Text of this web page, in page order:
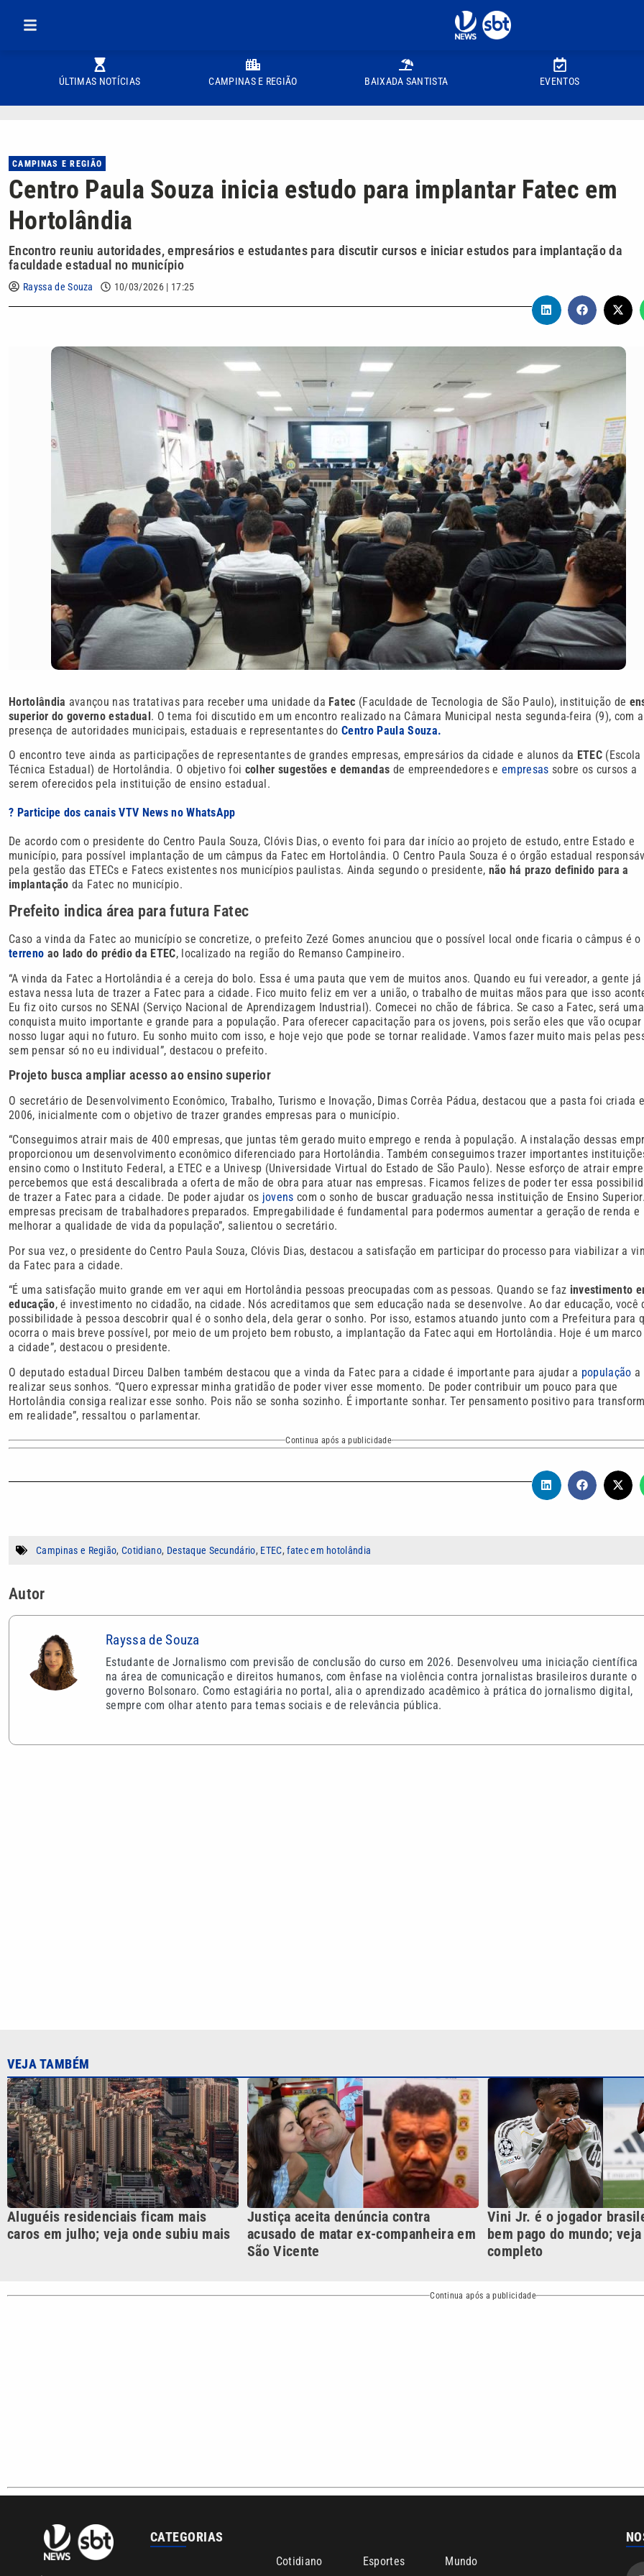
ÚLTIMAS NOTÍCIAS CAMPINAS E REGIÃO BAIXADA SANTISTA EVENTOS
CAMPINAS E REGIÃO
Centro Paula Souza inicia estudo para implantar Fatec em
Hortolândia
Encontro reuniu autoridades, empresários e estudantes para discutir cursos e iniciar estudos para implantação da
faculdade estadual no município
Rayssa de Souza 10/03/2026 | 17:25
Hortolândia avançou nas tratativas para receber uma unidade da Fatec (Faculdade de Tecnologia de São Paulo), instituição de
superior do governo estadual. O tema foi discutido em um encontro realizado na Câmara Municipal nesta segunda-feira (9), com a
presença de autoridades municipais, estaduais e representantes doCentro Paula Souza.
O encontro teve ainda as participações de representantes de grandes empresas, empresários da cidade e alunos da ETEC (Escola
Técnica Estadual) de Hortolândia. O objetivo foi colher sugestões e demandas de empreendedores eempresas sobre os cursos a
serem oferecidos pela instituição de ensino estadual.
? Participe dos canais VTV News no WhatsApp
De acordo com o presidente do Centro Paula Souza, Clóvis Dias, o evento foi para dar início ao projeto de estudo, entre Estado e
município, para possível implantação de um câmpus da Fatec em Hortolândia. O Centro Paula Souza é o órgão estadual
pela gestão das ETECs e Fatecs existentes nos municípios paulistas. Ainda segundo o presidente, não há prazo definido para a
implantação da Fatec no município.
Prefeito indica área para futura Fatec
Caso a vinda da Fatec ao município se concretize, o prefeito Zezé Gomes anunciou que o possível local onde ficaria o câmpus é o
terreno ao lado do prédio da ETEC, localizado na região do Remanso Campineiro.
“A vinda da Fatec a Hortolândia é a cereja do bolo. Essa é uma pauta que vem de muitos anos. Quando eu fui vereador, a gente já
estava nessa luta de trazer a Fatec para a cidade. Fico muito feliz em ver a união, o trabalho de muitas mãos para que isso
Eu fiz oito cursos no SENAI (Serviço Nacional de Aprendizagem Industrial). Comecei no chão de fábrica. Se caso a Fatec, será uma
conquista muito importante e grande para a população. Para oferecer capacitação para os jovens, pois serão eles que vão ocupar
nosso lugar aqui no futuro. Eu sonho muito com isso, e hoje vejo que pode se tornar realidade. Vamos fazer muito mais pelas
sem pensar só no eu individual”, destacou o prefeito.
Projeto busca ampliar acesso ao ensino superior
O secretário de Desenvolvimento Econômico, Trabalho, Turismo e Inovação, Dimas Corrêa Pádua, destacou que a pasta foi criada
2006, inicialmente com o objetivo de trazer grandes empresas para o município.
“Conseguimos atrair mais de 400 empresas, que juntas têm gerado muito emprego e renda à população. A instalação dessas
proporcionou um desenvolvimento econômico diferenciado para Hortolândia. Também conseguimos trazer importantes
ensino como o Instituto Federal, a ETEC e a Univesp (Universidade Virtual do Estado de São Paulo). Nesse esforço de atrair
percebemos que está descalibrada a oferta de mão de obra para atuar nas empresas. Ficamos felizes de poder ter essa
de trazer a Fatec para a cidade. De poder ajudar os jovens com o sonho de buscar graduação nessa instituição de Ensino
empresas precisam de trabalhadores preparados. Empregabilidade é fundamental para podermos aumentar a geração de renda e
melhorar a qualidade de vida da população”, salientou o secretário.
Por sua vez, o presidente do Centro Paula Souza, Clóvis Dias, destacou a satisfação em participar do processo para viabilizar a
da Fatec para a cidade.
“É uma satisfação muito grande em ver aqui em Hortolândia pessoas preocupadas com as pessoas. Quando se faz investimento
educação, é investimento no cidadão, na cidade. Nós acreditamos que sem educação nada se desenvolve. Ao dar educação, você
possibilidade à pessoa descobrir qual é o sonho dela, dela gerar o sonho. Por isso, estamos atuando junto com a Prefeitura para
ocorra o mais breve possível, por meio de um projeto bem robusto, a implantação da Fatec aqui em Hortolândia. Hoje é um marco
a cidade”, destacou o presidente.
O deputado estadual Dirceu Dalben também destacou que a vinda da Fatec para a cidade é importante para ajudar a população a
realizar seus sonhos. “Quero expressar minha gratidão de poder viver esse momento. De poder contribuir um pouco para que
Hortolândia consiga realizar esse sonho. Pois não se sonha sozinho. É importante sonhar. Ter pensamento positivo para
em realidade”, ressaltou o parlamentar.
Continua após a publicidade
Campinas e Região,Cotidiano, Destaque Secundário, ETEC,fatec em hotolândia
Autor
Rayssa de Souza
Estudante de Jornalismo com previsão de conclusão do curso em 2026. Desenvolveu uma iniciação científica
na área de comunicação e direitos humanos, com ênfase na violência contra jornalistas brasileiros durante o
governo Bolsonaro. Como estagiária no portal, alia o aprendizado acadêmico à prática do jornalismo digital,
sempre com olhar atento para temas sociais e de relevância pública.
caros em julho; veja onde subiu mais
Continua após a publicidade
VTV é afiliada do SBT na
Região Metropolitana de
CATEGORIAS
Cotidiano Esportes Mundo
Polícia Política Variedades